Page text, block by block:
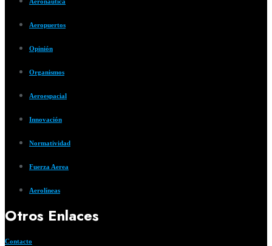
Aeropuertos
Opinión
Organismos
Aeroespacial
Innovación
Normatividad
Fuerza Aerea
Aerolíneas
Otros Enlaces
Contacto